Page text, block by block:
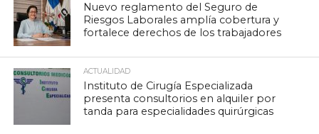
Nuevo reglamento del Seguro de
Riesgos Laborales amplía cobertura y
fortalece derechos de los trabajadores
ACTUALIDAD
Instituto de Cirugía Especializada
presenta consultorios en alquiler por
tanda para especialidades quirúrgicas